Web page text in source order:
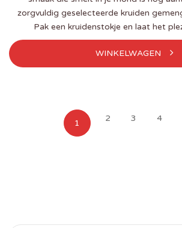
zorgvuldig geselecteerde kruiden
Pak een kruidenstokje en laat het
WINKELWAGEN
1 2 3 4